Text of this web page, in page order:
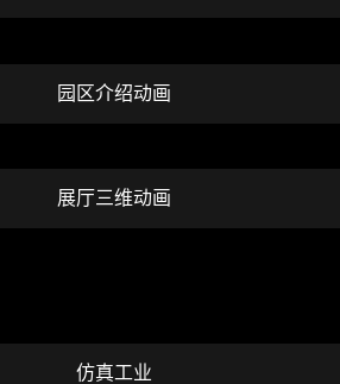
园区介绍动画
展厅三维动画
仿真工业